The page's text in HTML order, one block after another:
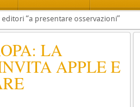
“a presentare osservazioni”
LA
APPLE E